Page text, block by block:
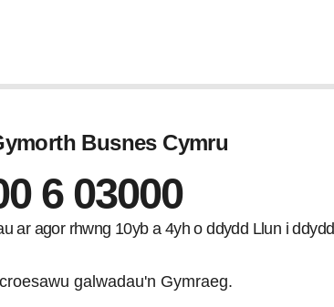
Busnes Cymru
6 03000
ar agor rhwng 10yb a 4yh o ddydd Llun i ddydd
galwadau'n Gymraeg.